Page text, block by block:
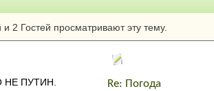
Тема: Погода на
Подворцев (Прочитано
2 Гостей просматривают эту тему.
ПУТИН.
Re: Погода